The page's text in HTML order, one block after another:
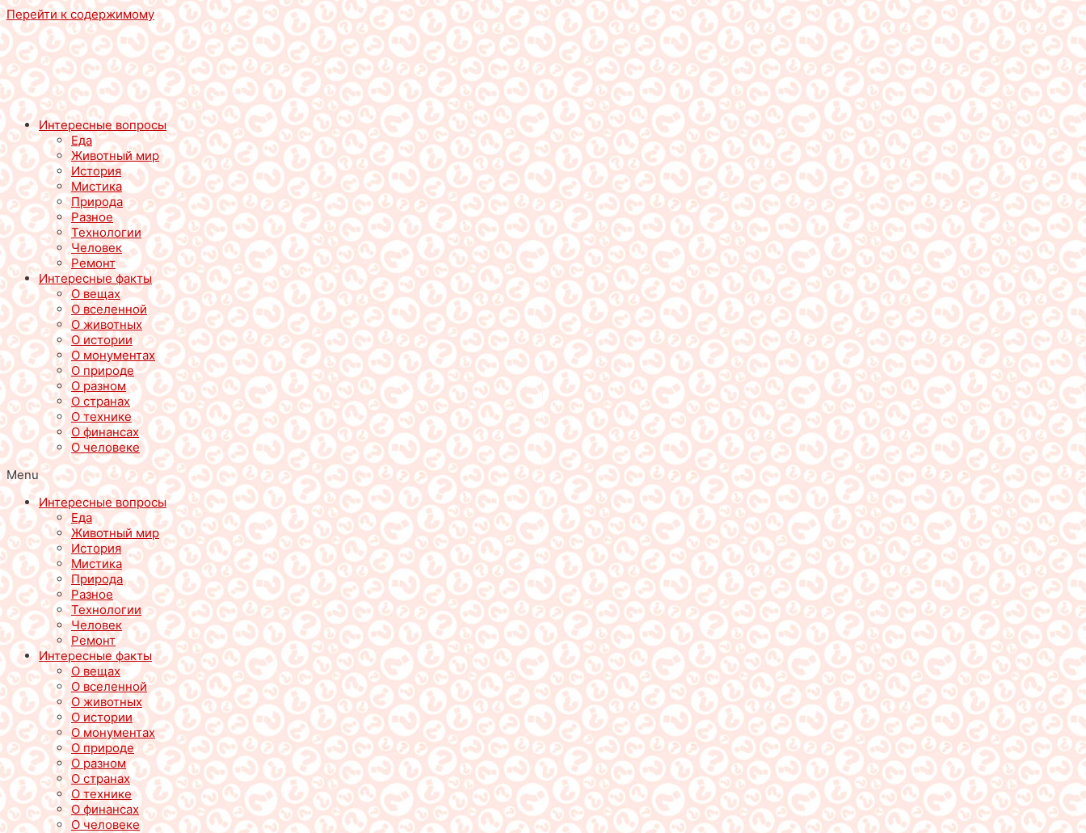
Перейти к содержимому
Интересные вопросы
Еда
Животный мир
История
Мистика
Природа
Разное
Технологии
Человек
Ремонт
Интересные факты
О вещах
О вселенной
О животных
О истории
О монументах
О природе
О разном
О странах
О технике
О финансах
О человеке
Menu
Интересные вопросы
Еда
Животный мир
История
Мистика
Природа
Разное
Технологии
Человек
Ремонт
Интересные факты
О вещах
О вселенной
О животных
О истории
О монументах
О природе
О разном
О странах
О технике
О финансах
О человеке